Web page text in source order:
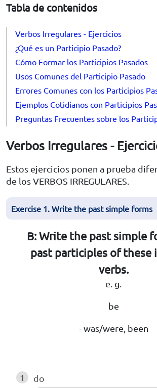
Tabla de contenidos
Verbos Irregulares - Ejercicios
¿Qué es un Participio Pasado?
Cómo Formar los Participios Pasados
Usos Comunes del Participio Pasado
Errores Comunes con los Participios
Ejemplos Cotidianos con Participios
Preguntas Frecuentes sobre los
Verbos Irregulares -
Estos ejercicios ponen a prueba
de los VERBOS IRREGULARES.
Exercise 1. Write the past simple forms
B: Write the past simple
past participles of these
verbs.
e. g.
be
- was/were, been
1 do